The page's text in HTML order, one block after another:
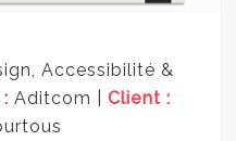
Accessibilité &
Aditcom | Client :